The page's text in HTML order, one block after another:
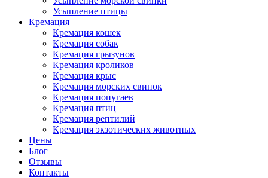
Усыпление птицы
Кремация
Кремация кошек
Кремация собак
Кремация грызунов
Кремация кроликов
Кремация крыс
Кремация морских свинок
Кремация попугаев
Кремация птиц
Кремация рептилий
Кремация экзотических животных
Цены
Блог
Отзывы
Контакты